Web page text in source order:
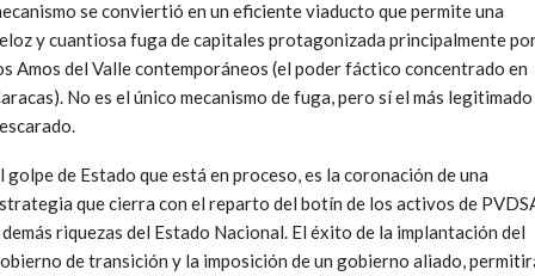
se conviertió en un eficiente viaducto que permite una
y cuantiosa fuga de capitales protagonizada principalmente
Amos del Valle contemporáneos (el poder fáctico concentrado en
No es el único mecanismo de fuga, pero sí el más
golpe de Estado que está en proceso, es la coronación de una
que cierra con el reparto del botín de los activos de
riquezas del Estado Nacional. El éxito de la implantación del
de transición y la imposición de un gobierno aliado,